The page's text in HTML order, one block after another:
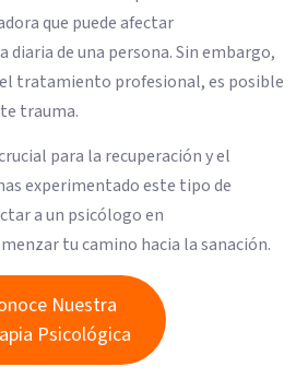
que puede afectar
de una persona. Sin embargo,
el tratamiento profesional, es posible
trauma.
para la recuperación y el
experimentado este tipo de
a un psicólogo en
tu camino hacia la sanación.
Nuestra
Psicológica